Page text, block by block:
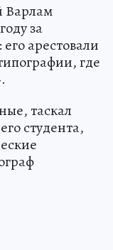
Варлам
за
арестовали
где
таскал
студента,